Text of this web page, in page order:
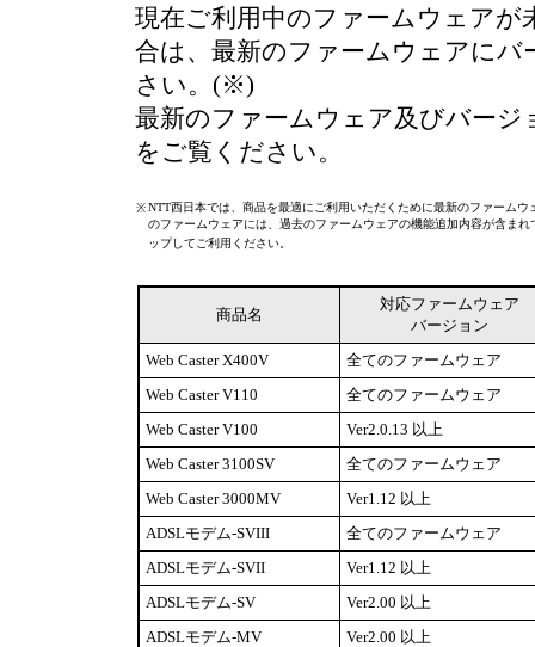
現在ご利用中のファームウェアが
合は、最新のファームウェアに
さい。(※)
最新のファームウェア及びバージ
をご覧ください。
※ NTT西日本では、商品を最適にご利用いただくために最新のファーム
のファームウェアには、過去のファームウェアの機能追加内容が含ま
ップしてご利用ください。
商品名
対応ファームウェア
バージョン
Web Caster X400V
全てのファームウェア
Web Caster V110
全てのファームウェア
Web Caster V100
Ver2.0.13 以上
Web Caster 3100SV
全てのファームウェア
Web Caster 3000MV
Ver1.12 以上
ADSLモデム-SVIII
全てのファームウェア
ADSLモデム-SVII
Ver1.12 以上
ADSLモデム-SV
Ver2.00 以上
ADSLモデム-MV
Ver2.00 以上